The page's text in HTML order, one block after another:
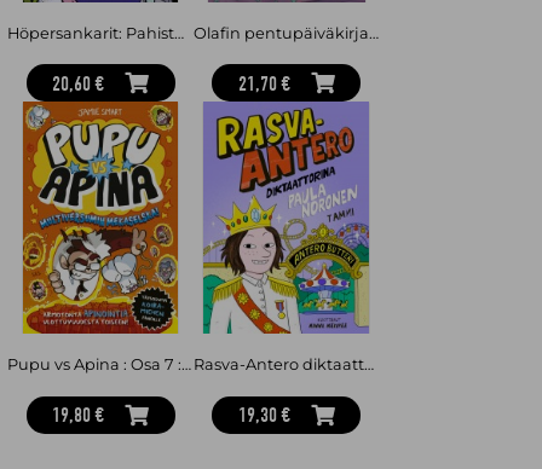
Höpersankarit: Pahisten koulu
20,60 €
Olafin pentupäiväkirjat. Hämärähyssyn haamu
21,70 €
Pupu vs Apina : Osa 7 : Multiversumin mekaselska!
19,80 €
Rasva-Antero diktaattorina
19,30 €